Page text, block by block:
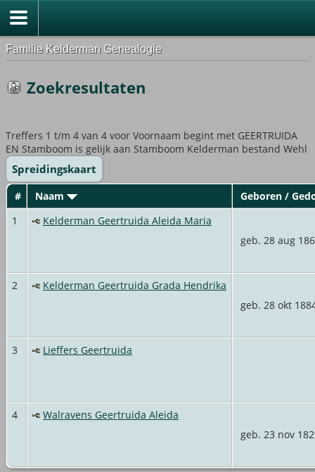
Familie Kelderman Genealogie
Zoekresultaten
Treffers 1 t/m 4 van 4 voor Voornaam begint met GEERTRUIDA
EN Stamboom is gelijk aan Stamboom Kelderman bestand Wehl
Spreidingskaart
# Naam
Geboren /
1
Kelderman Geertruida Aleida Maria
geb. 28 aug
2
Kelderman Geertruida Grada Hendrika
geb. 28 okt
3 Lieffers Geertruida
4
Walravens Geertruida Aleida
geb. 23 nov